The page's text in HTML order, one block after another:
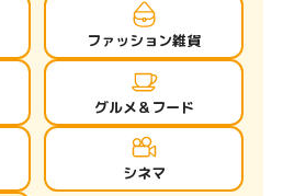
スタッフ募集
ファッション雑貨
グルメ＆フード
シネマ